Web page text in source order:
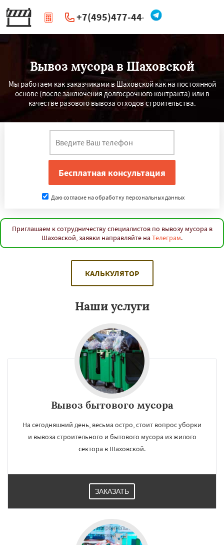
+7(495)477-44-66
| Перезвоните мне
Вывоз мусора в Шаховской
Мы работаем как заказчиками в Шаховской как на постоянной
основе (после заключения долгосрочного контракта) или в
качестве разового вывоза отходов строительства.
Даю согласие на обработку персональных данных
Приглашаем к сотрудничеству специалистов по вывозу мусора в
Шаховской, заявки направляйте на Телеграм.
КАЛЬКУЛЯТОР
Наши услуги
Вывоз бытового мусора
На сегодняшний день, весьма остро, стоит вопрос уборки
и вывоза строительного и бытового мусора из жилого
сектора в Шаховской.
ЗАКАЗАТЬ